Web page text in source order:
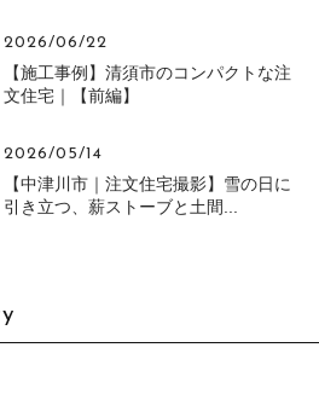
2026/06/22
【施工事例】清須市のコンパクトな注
文住宅｜【前編】
2026/05/14
【中津川市｜注文住宅撮影】雪の日に
引き立つ、薪ストーブと土間...